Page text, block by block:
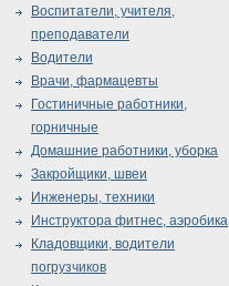
Воспитатели, учителя,
преподаватели
Водители
Врачи, фармацевты
Гостиничные работники,
горничные
Домашние работники, уборка
Закройщики, швеи
Инженеры, техники
Инструктора фитнес, аэробика
Кладовщики, водители
погрузчиков